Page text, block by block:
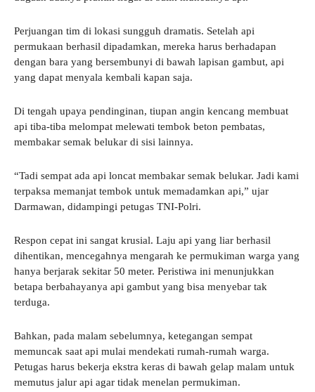
Perjuangan tim di lokasi sungguh dramatis. Setelah api
permukaan berhasil dipadamkan, mereka harus berhadapan
dengan bara yang bersembunyi di bawah lapisan gambut, api
yang dapat menyala kembali kapan saja.
Di tengah upaya pendinginan, tiupan angin kencang membuat
api tiba-tiba melompat melewati tembok beton pembatas,
membakar semak belukar di sisi lainnya.
“Tadi sempat ada api loncat membakar semak belukar. Jadi kami
terpaksa memanjat tembok untuk memadamkan api,” ujar
Darmawan, didampingi petugas TNI-Polri.
Respon cepat ini sangat krusial. Laju api yang liar berhasil
dihentikan, mencegahnya mengarah ke permukiman warga yang
hanya berjarak sekitar 50 meter. Peristiwa ini menunjukkan
betapa berbahayanya api gambut yang bisa menyebar tak
terduga.
Bahkan, pada malam sebelumnya, ketegangan sempat
memuncak saat api mulai mendekati rumah-rumah warga.
Petugas harus bekerja ekstra keras di bawah gelap malam untuk
memutus jalur api agar tidak menelan permukiman.